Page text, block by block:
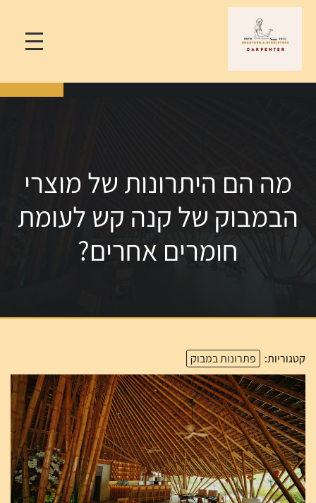
מה הם היתרונות של מוצרי
הבמבוק של קנה קש לעומת
חומרים אחרים?
קטגוריות: פתרונות במבוק